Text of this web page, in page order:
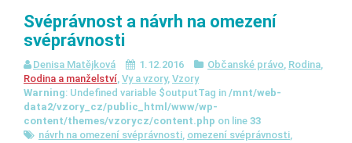
Svéprávnost a návrh na omezení
svéprávnosti
Denisa Matějková 1.12.2016 Občanské právo, Rodina,
Rodina a manželství, Vy a vzory, Vzory
Warning: Undefined variable $outputTag in /mnt/web-
data2/vzory_cz/public_html/www/wp-
content/themes/vzorycz/content.php on line 33
návrh na omezení svéprávnosti, omezení svéprávnosti,